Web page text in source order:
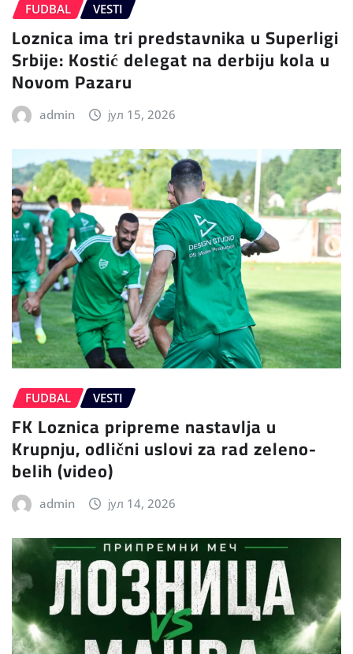
FUDBAL VESTI
Loznica ima tri predstavnika u Superligi
Srbije: Kostić delegat na derbiju kola u
Novom Pazaru
admin јул 15, 2026
FUDBAL VESTI
FK Loznica pripreme nastavlja u
Krupnju, odlični uslovi za rad zeleno-
belih (video)
admin јул 14, 2026